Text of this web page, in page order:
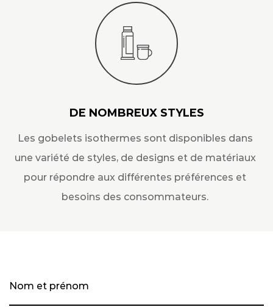
DE NOMBREUX STYLES
Les gobelets isothermes sont disponibles dans
une variété de styles, de designs et de matériaux
pour répondre aux différentes préférences et
besoins des consommateurs.